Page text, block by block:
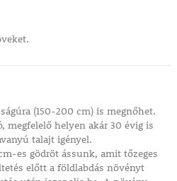
(150-200 cm) is megnőhet.
megfelelő helyen akár 30 évig is
talajt igényel.
es gödröt ássunk, amit tőzeges
előtt a földlabdás növényt